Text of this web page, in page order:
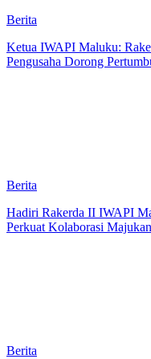
Berita
Ketua IWAPI Maluku:
Pengusaha Dorong
Berita
Hadiri Rakerda II IWAPI
Perkuat Kolaborasi
Berita